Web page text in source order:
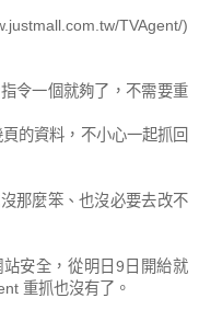
TVAgent/)
令一個就夠了，不需要重
的資料，不小心一起抓回
那麼笨、也沒必要去改不
安全，從明日9日開紿就
重抓也沒有了。